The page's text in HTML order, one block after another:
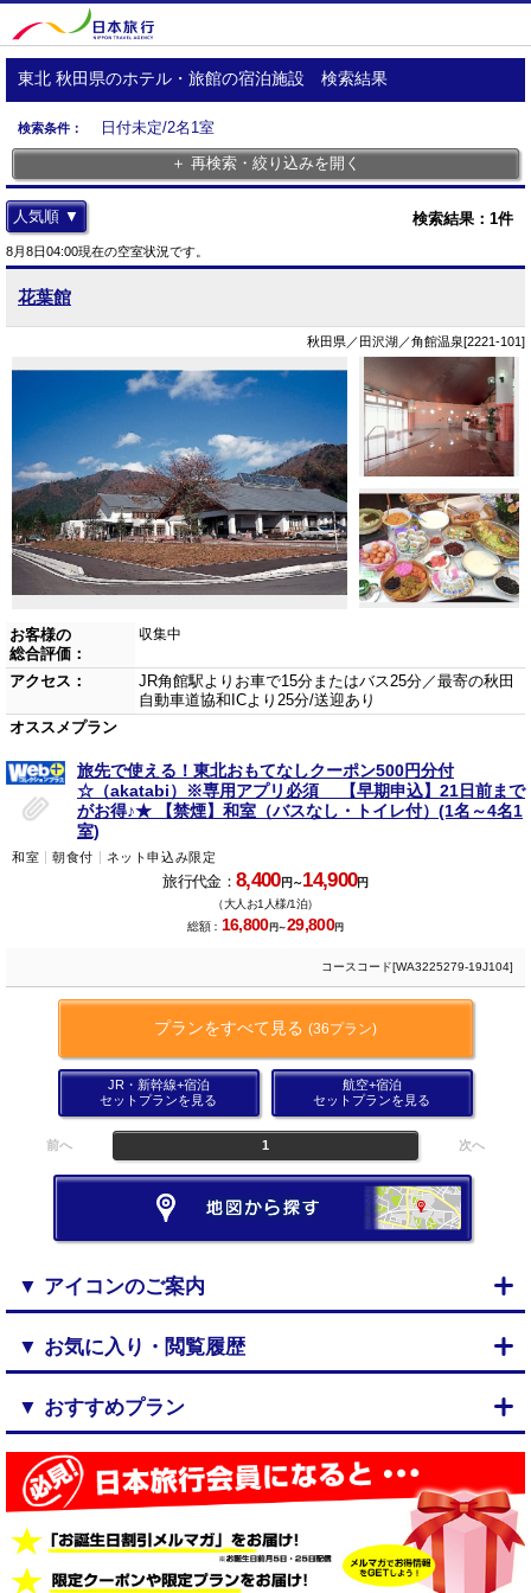
東北 秋田県のホテル・旅館の宿泊施設 検索結果
検索条件：
日付未定/2名1室
＋ 再検索・絞り込みを開く
検索結果： 1件
人気順 ▼
8月8日04:00現在の空室状況です。
花葉館
秋田県／田沢湖／角館温泉[2221-101]
お客様の
総合評価：
収集中
アクセス：
JR角館駅よりお車で15分またはバス25分／最寄の秋田
自動車道協和ICより25分/送迎あり
オススメプラン
旅先で使える！東北おもてなしクーポン500円分付
☆（akatabi）※専用アプリ必須 【早期申込】21日前まで
がお得♪★ 【禁煙】和室（バスなし・トイレ付）(1名～4名1
室)
和室 朝食付 ネット申込み限定
旅行代金： 8,400円～14,900円
（大人お1人様/1泊）
総額： 16,800円～29,800円
コースコード[WA3225279-19J104]
プランをすべて見る (36プラン)
JR・新幹線+宿泊
セットプランを見る
航空+宿泊
セットプランを見る
前へ 1 次へ
▼ アイコンのご案内
▼ お気に入り・閲覧履歴
▼ おすすめプラン